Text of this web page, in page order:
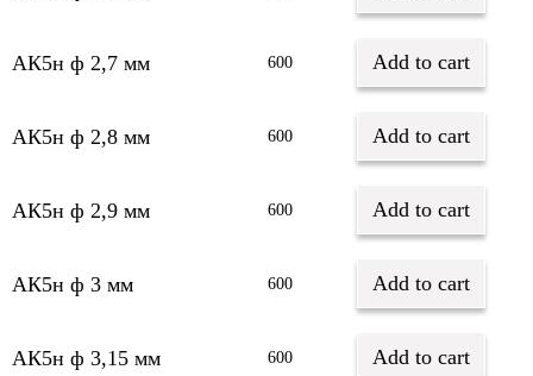
АК5н ф 2,7 мм 600 Add to cart
АК5н ф 2,8 мм 600 Add to cart
АК5н ф 2,9 мм 600 Add to cart
АК5н ф 3 мм 600 Add to cart
АК5н ф 3,15 мм 600 Add to cart